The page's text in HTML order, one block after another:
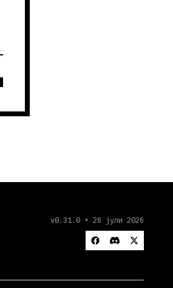
v0.31.0 • 26 јули 2026